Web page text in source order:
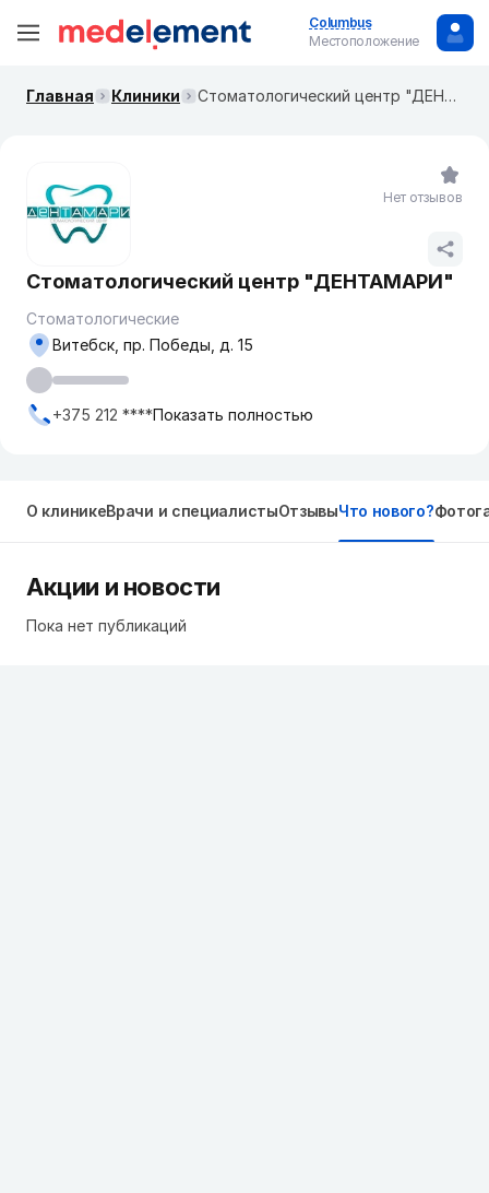
Columbus
Местоположение
Главная Клиники Стоматологический центр "ДЕНТАМАРИ"
Стоматологический центр "ДЕНТАМАРИ"
Стоматологические
Витебск, пр. Победы, д. 15
+375 212 ****Показать полностью
Нет отзывов
О клиникеВрачи и специалистыОтзывыЧто нового?
Акции и новости
Пока нет публикаций